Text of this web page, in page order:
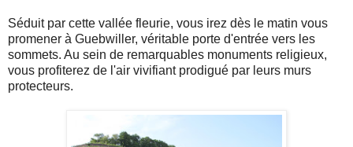
Séduit par cette vallée fleurie, vous irez dès le matin vous
promener à Guebwiller, véritable porte d'entrée vers les
sommets. Au sein de remarquables monuments religieux,
vous profiterez de l'air vivifiant prodigué par leurs murs
protecteurs.